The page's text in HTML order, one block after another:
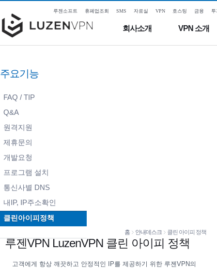
루젠소프트 휴폐업조회 SMS 자료실 VPN 호스팅 금융 투
회사소개 VPN 소개
주요기능
FAQ / TIP
Q&A
원격지원
제휴문의
개발요청
프로그램 설치
통신사별 DNS
내IP, IP주소확인
클린아이피정책
홈 안내데스크 클린 아이피 정책
루젠VPN LuzenVPN 클린 아이피 정책
고객에게 항상 깨끗하고 안정적인 IP를 제공하기 위한 루젠VPN의